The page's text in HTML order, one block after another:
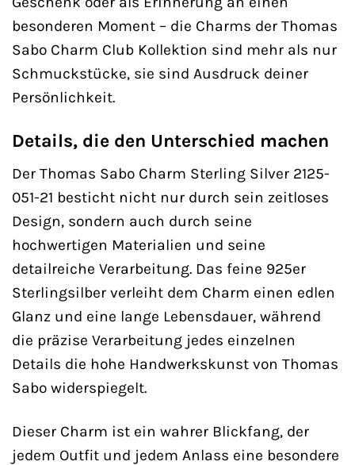
besonderen Moment – die Charms der Thomas
Sabo Charm Club Kollektion sind mehr als nur
Schmuckstücke, sie sind Ausdruck deiner
Persönlichkeit.
Details, die den Unterschied machen
Der Thomas Sabo Charm Sterling Silver 2125-
051-21 besticht nicht nur durch sein zeitloses
Design, sondern auch durch seine
hochwertigen Materialien und seine
detailreiche Verarbeitung. Das feine 925er
Sterlingsilber verleiht dem Charm einen edlen
Glanz und eine lange Lebensdauer, während
die präzise Verarbeitung jedes einzelnen
Details die hohe Handwerkskunst von Thomas
Sabo widerspiegelt.
Dieser Charm ist ein wahrer Blickfang, der
jedem Outfit und jedem Anlass eine besondere